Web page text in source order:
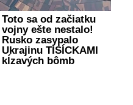
Toto sa od začiatku
vojny ešte nestalo!
Rusko zasypalo
Ukrajinu TISÍCKAMI
kĺzavých bômb